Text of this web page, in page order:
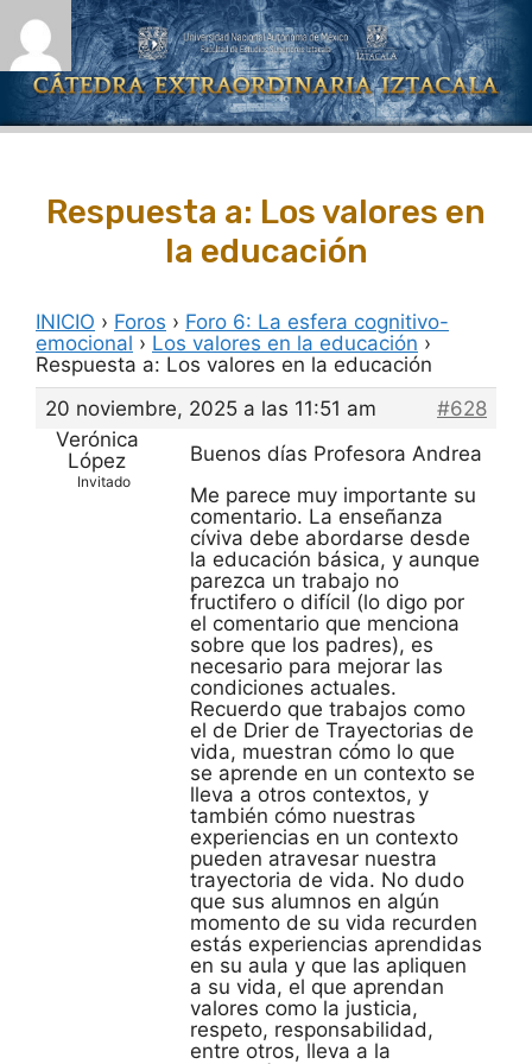
Saltar
contenido
Respuesta a: Los valores en
la educación
INICIO › Foros › Foro 6: La esfera cognitivo-
emocional › Los valores en la educación ›
Respuesta a: Los valores en la educación
20 noviembre, 2025 a las 11:51 am
#628
Verónica
López
Invitado
Buenos días Profesora Andrea
Me parece muy importante su
comentario. La enseñanza
cíviva debe abordarse desde
la educación básica, y aunque
parezca un trabajo no
fructifero o difícil (lo digo por
el comentario que menciona
sobre que los padres), es
necesario para mejorar las
condiciones actuales.
Recuerdo que trabajos como
el de Drier de Trayectorias de
vida, muestran cómo lo que
se aprende en un contexto se
lleva a otros contextos, y
también cómo nuestras
experiencias en un contexto
pueden atravesar nuestra
trayectoria de vida. No dudo
que sus alumnos en algún
momento de su vida recurden
estás experiencias aprendidas
en su aula y que las apliquen
a su vida, el que aprendan
valores como la justicia,
respeto, responsabilidad,
entre otros, lleva a la